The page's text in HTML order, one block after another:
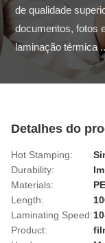
de qualidade
documentos, fotos
laminação térmica
Detalhes do
Hot Stamping:
Durability:
Materials:
Length:
Laminating Speed:
Product: